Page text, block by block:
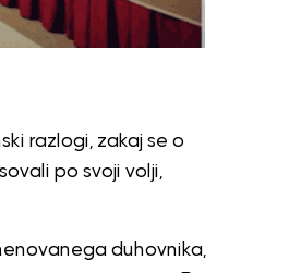
razlogi, zakaj se o
po svoji volji,
duhovnika,